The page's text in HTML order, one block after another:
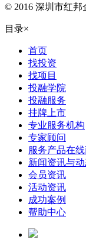
© 2016 深圳市红
目录×
首页
找投资
找项目
投融学院
投融服务
挂牌上市
专业服务机构
专家顾问
服务产品在
新闻资讯与
会员资讯
活动资讯
成功案例
帮助中心